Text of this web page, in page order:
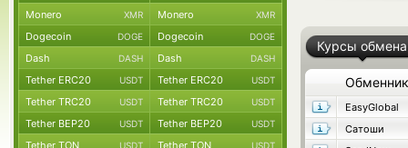
Курсы обмена
Обменник
EasyGlobal
Сатоши
Monero XMR Monero XMR
Dogecoin DOGE Dogecoin DOGE
Dash DASH Dash DASH
Tether ERC20 USDT Tether ERC20 USDT
Tether TRC20 USDT Tether TRC20 USDT
Tether BEP20 USDT Tether BEP20 USDT
Tether TON USDT Tether TON USDT